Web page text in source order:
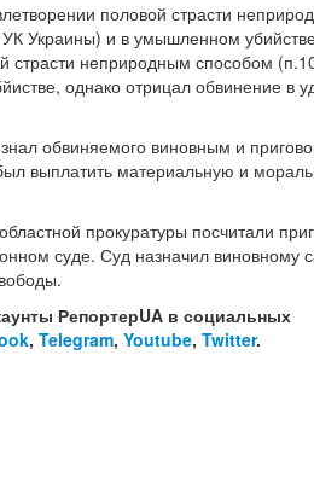
половой страсти
УК Украины) и в умышленном
страсти неприродным способом
однако отрицал обвинение в
обвиняемого виновным и
выплатить материальную и
прокуратуры посчитали
суде. Суд назначил виновному
РепортерUA в социальных
, Telegram, Youtube, Twitter.